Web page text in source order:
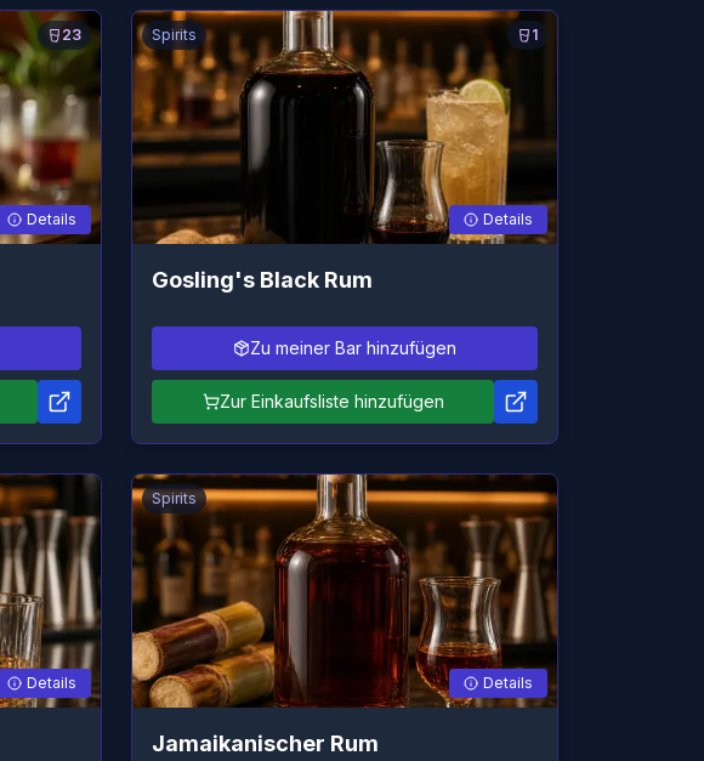
23
Details
1
Spirits
Details
Gosling's Black Rum
Zu meiner Bar hinzufügen
Zur Einkaufsliste hinzufügen
Details
Spirits
Details
Jamaikanischer Rum